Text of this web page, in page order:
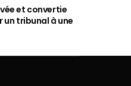
et convertie
un tribunal à une